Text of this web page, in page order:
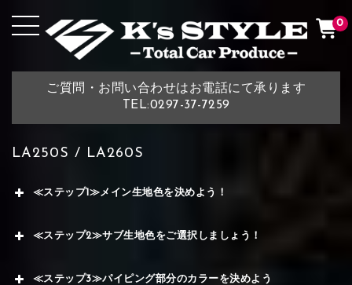
ご質問・お問い合わせはお電話にて承ります
TEL:0297-37-7259
0
LA250S / LA260S
≪ステップ1≫メイン生地色を決めよう！
≪ステップ2≫サブ生地色をご選択しましょう！
≪ステップ3≫パイピング部分のカラーを決めよう